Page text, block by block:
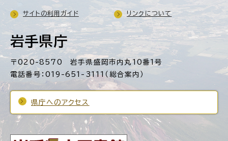
岩手県庁
〒020-8570 岩手県盛岡市内丸10番1号
電話番号：019-651-3111（総合案内）
県庁へのアクセス
サイトの利用ガイド リンクについて